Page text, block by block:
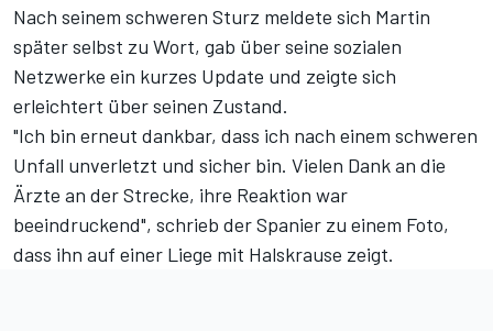
Nach seinem schweren Sturz meldete sich Martin
später selbst zu Wort, gab über seine sozialen
Netzwerke ein kurzes Update und zeigte sich
erleichtert über seinen Zustand.
"Ich bin erneut dankbar, dass ich nach einem schweren
Unfall unverletzt und sicher bin. Vielen Dank an die
Ärzte an der Strecke, ihre Reaktion war
beeindruckend", schrieb der Spanier zu einem Foto,
dass ihn auf einer Liege mit Halskrause zeigt.